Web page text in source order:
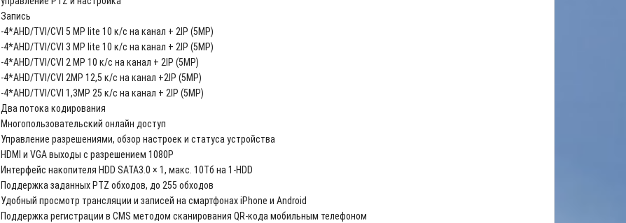
Запись
-4*AHD/TVI/CVI 5 MP lite 10 к/с на канал + 2IP (5MP)
-4*AHD/TVI/CVI 3 MP lite 10 к/с на канал + 2IP (5MP)
-4*AHD/TVI/CVI 2 MP 10 к/с на канал + 2IP (5MP)
-4*AHD/TVI/CVI 2MP 12,5 к/с на канал +2IP (5MP)
-4*AHD/TVI/CVI 1,3MP 25 к/с на канал + 2IP (5MP)
Два потока кодирования
Многопользовательский онлайн доступ
Управление разрешениями, обзор настроек и статуса устройства
HDMI и VGA выходы с разрешением 1080P
Интерфейс накопителя HDD SATA3.0 × 1, макс. 10Тб на 1-HDD
Поддержка заданных PTZ обходов, до 255 обходов
Удобный просмотр трансляции и записей на смартфонах iPhone и Android
Поддержка регистрации в CMS методом сканирования QR-кода мобильным телефоном